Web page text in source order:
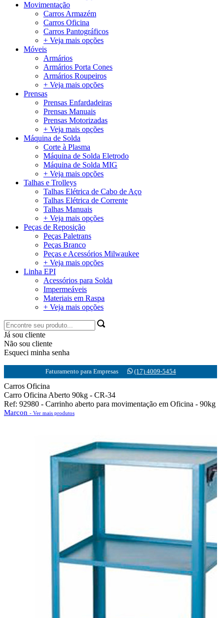
Movimentação
Carros Armazém
Carros Oficina
Carros Pantográficos
+ Veja mais opções
Móveis
Armários
Armários Porta Cones
Armários Roupeiros
+ Veja mais opções
Prensas
Prensas Enfardadeiras
Prensas Manuais
Prensas Motorizadas
+ Veja mais opções
Máquina de Solda
Corte à Plasma
Máquina de Solda Eletrodo
Máquina de Solda MIG
+ Veja mais opções
Talhas e Trolleys
Talhas Elétrica de Cabo de Aço
Talhas Elétrica de Corrente
Talhas Manuais
+ Veja mais opções
Peças de Reposição
Peças Paletrans
Peças Branco
Peças e Acessórios Milwaukee
+ Veja mais opções
Linha EPI
Acessórios para Solda
Impermeáveis
Materiais em Raspa
+ Veja mais opções
Já sou cliente
Não sou cliente
Esqueci minha senha
Faturamento para Empresas (17) 4009-5454
Carros Oficina
Carro Oficina Aberto 90kg - CR-34
Ref: 92980 - Carrinho aberto para movimentação em Oficina - 90kg
Marcon - Ver mais produtos